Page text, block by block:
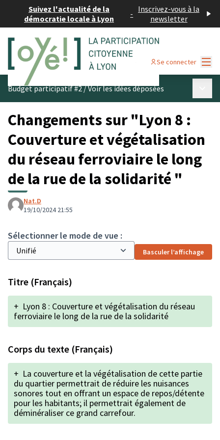
Suivez l'actualité de la
démocratie locale à Lyon
- Inscrivez-vous à la
newsletter
Se connecter
Budget participatif #2/Voir les idées déposées
Changements sur "Lyon 8 :
Couverture et végétalisation
du réseau ferroviaire le long
de la rue de la solidarité "
Nat.D
19/10/2024 21:55
Sélectionner le mode de vue :
Basculer l’affichage
Titre (Français)
+ Lyon 8 : Couverture et végétalisation du réseau
ferroviaire le long de la rue de la solidarité
Corps du texte (Français)
+ La couverture et la végétalisation de cette partie
du quartier permettrait de réduire les nuisances
sonores tout en offrant un espace de repos/détente
pour les habitants; il permettrait également de
déminéraliser ce grand carrefour.